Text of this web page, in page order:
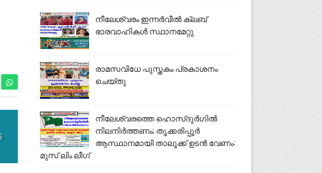
നീലേശ്വരം ഇന്നർവീൽ ക്ലബ്
ഭാരവാഹികൾ സ്ഥാനമേറ്റു
രാമസവിധേ പുസ്തകം പ്രകാശനം
ചെയ്തു
നീലേശ്വരത്തെ ഹൊസ്ദുർഗിൽ
നിലനിർത്തണം; തൃക്കരിപ്പൂർ
ആസ്ഥാനമായി താലൂക്ക് ഉടൻ വേണം:
മുസ് ലിം ലീഗ്